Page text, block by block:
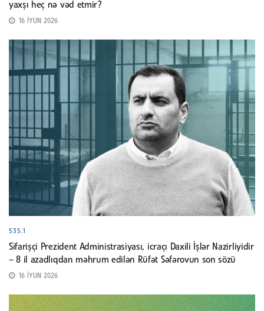
yaxşı heç nə vəd etmir?
16 İYUN 2026
535.1
Sifarişçi Prezident Administrasiyası, icraçı Daxili İşlər Nazirliyidir
– 8 il azadlıqdan məhrum edilən Rüfət Səfərovun son sözü
16 İYUN 2026